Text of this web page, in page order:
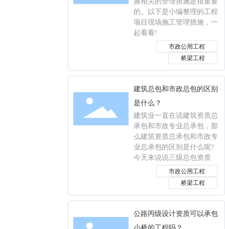
的。以下是小编整理的工程
项目现场施工管理措施，一
起看看!
市政公用工程
桥梁工程
建筑总包和市政总包的区别
是什么？
建筑业一直在说建筑资质总
承包和市政专业总承包，那
么建筑资质总承包和市政专
业总承包的区别是什么呢?
今天来说说三级总包资质
市政公用工程
桥梁工程
公路丙级设计资质可以承包